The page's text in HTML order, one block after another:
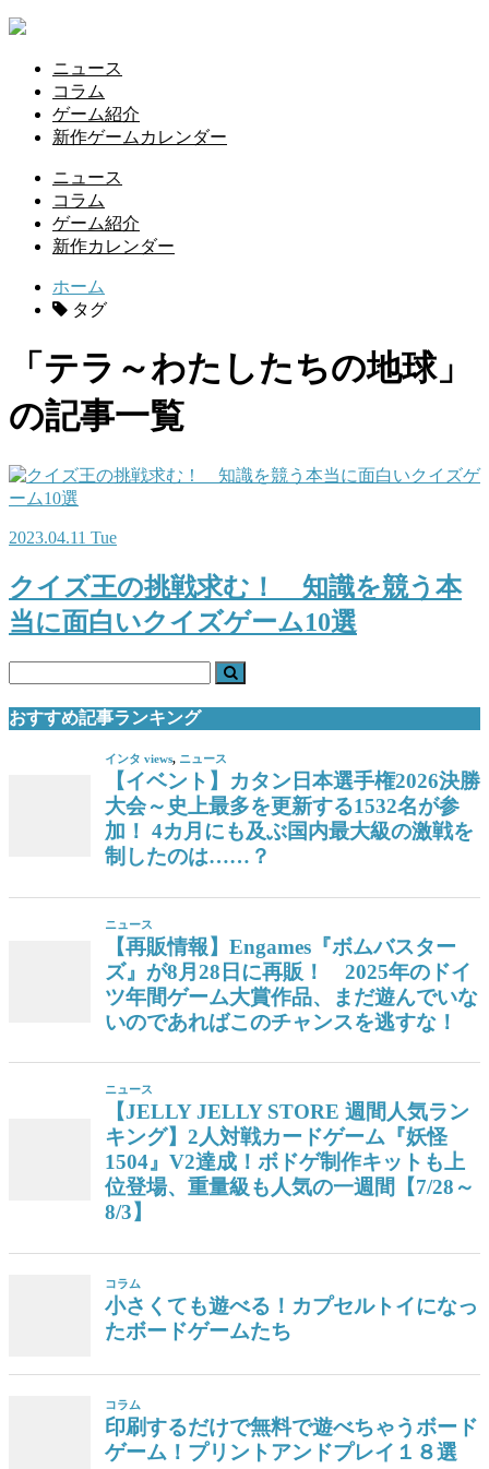
ニュース
コラム
ゲーム紹介
新作ゲームカレンダー
ニュース
コラム
ゲーム紹介
新作カレンダー
ホーム
タグ
「テラ～わたしたちの地球」
の記事一覧
2023.04.11 Tue
クイズ王の挑戦求む！ 知識を競う本
当に面白いクイズゲーム10選
おすすめ記事ランキング
インタ views, ニュース
【イベント】カタン日本選手権2026決勝
大会～史上最多を更新する1532名が参
加！ 4カ月にも及ぶ国内最大級の激戦を
制したのは……？
ニュース
【再販情報】Engames『ボムバスター
ズ』が8月28日に再販！ 2025年のドイ
ツ年間ゲーム大賞作品、まだ遊んでいな
いのであればこのチャンスを逃すな！
ニュース
【JELLY JELLY STORE 週間人気ラン
キング】2人対戦カードゲーム『妖怪
1504』V2達成！ボドゲ制作キットも上
位登場、重量級も人気の一週間【7/28～
8/3】
コラム
小さくても遊べる！カプセルトイになっ
たボードゲームたち
コラム
印刷するだけで無料で遊べちゃうボード
ゲーム！プリントアンドプレイ１８選